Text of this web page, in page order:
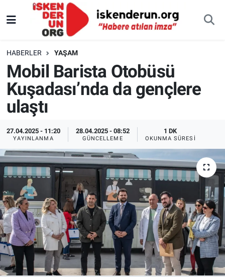
HABERLER YAŞAM
Mobil Barista Otobüsü
Kuşadası’nda da gençlere
ulaştı
27.04.2025 - 11:20
YAYINLANMA
28.04.2025 - 08:52
GÜNCELLEME
1 DK
OKUNMA SÜRESI